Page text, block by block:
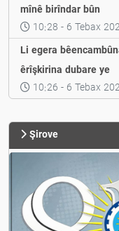
Du Kolber li ser
mînê birîndar bûn
10:28 - 6 Tebax
Li egera
êrîşkirina dubare ye